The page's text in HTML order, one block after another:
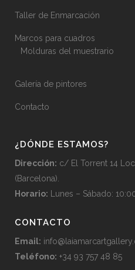
Taller de Enmarcación
Marcos para cuadros
Molduras del muestrario
Galería de pintores
Contacto
¿DÓNDE ESTAMOS?
Dirección: c/ El Torrent 14
(Barcelona).
Horario: Lunes – Sábado:
CONTACTO
Email:
Teléfono: +34 93 757 48 85